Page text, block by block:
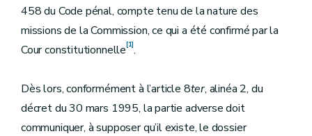
458 du Code pénal, compte tenu de la nature des
missions de la Commission, ce qui a été confirmé par la
Cour constitutionnelle[1].
Dès lors, conformément à l’article 8ter, alinéa 2, du
décret du 30 mars 1995, la partie adverse doit
communiquer, à supposer qu’il existe, le dossier